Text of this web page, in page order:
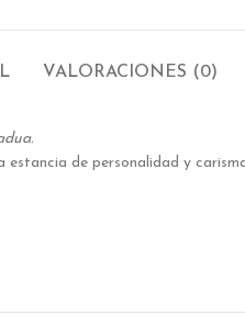
VALORACIONES (0)
de personalidad y